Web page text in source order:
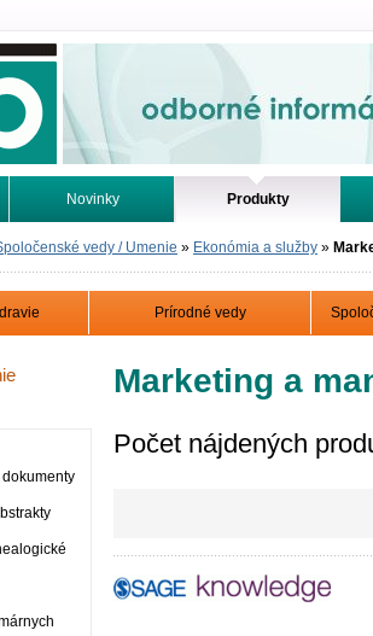
Odborné informácie. Online.
Novinky Produkty
Tutoriály
vedy / Umenie » Ekonómia a služby »
Prírodné vedy
Marketing a
Počet nájdených